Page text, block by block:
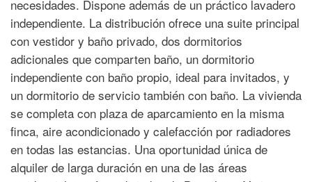
necesidades. Dispone además de un práctico lavadero
independiente. La distribución ofrece una suite principal
con vestidor y baño privado, dos dormitorios
adicionales que comparten baño, un dormitorio
independiente con baño propio, ideal para invitados, y
un dormitorio de servicio también con baño. La vivienda
se completa con plaza de aparcamiento en la misma
finca, aire acondicionado y calefacción por radiadores
en todas las estancias. Una oportunidad única de
alquiler de larga duración en una de las áreas